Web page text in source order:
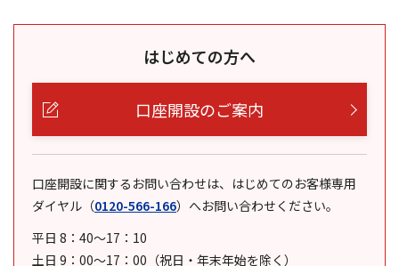
はじめての方へ
口座開設のご案内
口座開設に関するお問い合わせは、はじめてのお客様専用
ダイヤル （0120-566-166） へお問い合わせください。
平日 8：40～17：10
土日 9：00～17：00（祝日・年末年始を除く）